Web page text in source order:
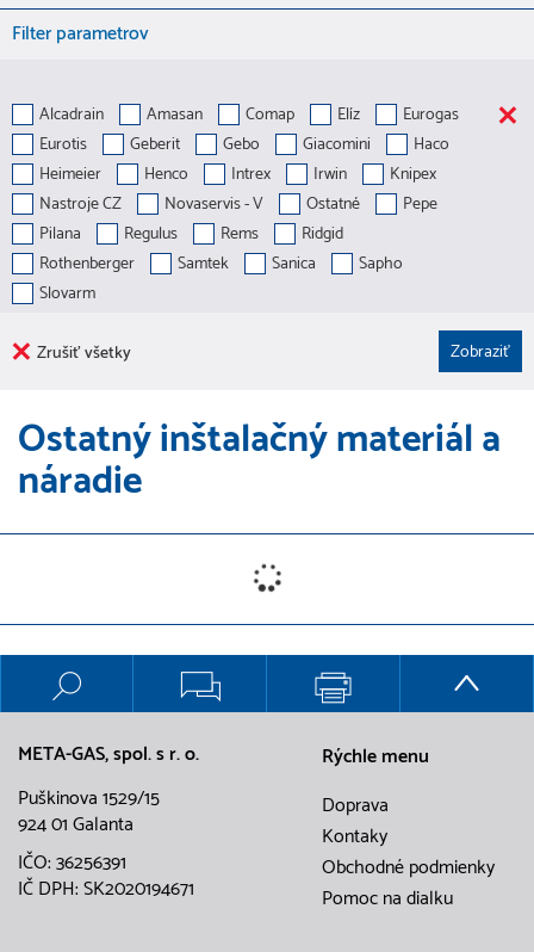
Filter parametrov
Alcadrain Amasan Comap Elíz
Eurogas
Eurotis
Geberit Gebo Giacomini
Haco
Heimeier
Henco Intrex Irwin
Knipex
Nastroje CZ
Novaservis - V Ostatné
Pepe
Pilana
Regulus Rems
Ridgid
Rothenberger
Samtek Sanica
Sapho
Slovarm
Zrušiť všetky
Ostatný inštalačný materiál a
náradie
META-GAS, spol. s r. o.
Puškinova 1529/15
924 01 Galanta
IČO: 36256391
IČ DPH: SK2020194671
Rýchle menu
Doprava
Kontaky
Obchodné podmienky
Pomoc na dialku